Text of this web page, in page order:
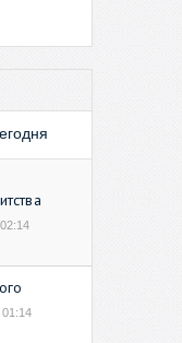
02:14
01:14